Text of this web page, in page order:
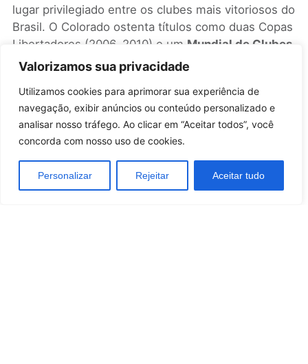
Valorizamos sua privacidade
Utilizamos cookies para aprimorar sua experiência de
navegação, exibir anúncios ou conteúdo personalizado e
analisar nosso tráfego. Ao clicar em “Aceitar todos”, você
concorda com nosso uso de cookies.
Personalizar Rejeitar Aceitar tudo
lugar privilegiado entre os clubes mais vitoriosos do
Brasil. O Colorado ostenta títulos como duas Copas
Libertadores (2006, 2010) e um Mundial de Clubes
(2006), além de Campeonato Brasileiro e Copa do
Ao longo da sua história, o Inter construiu equipas
competitivas e revelou talentos que marcaram o
futebol brasileiro. OEstádio Beira-Rio
torcida criam ambiente único, capaz de impulsionar
o clube em momentos decisivos.